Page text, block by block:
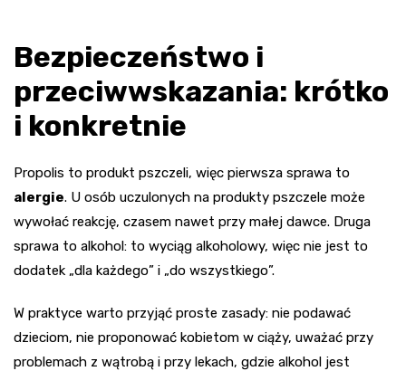
Bezpieczeństwo i
przeciwwskazania: krótko
i konkretnie
Propolis to produkt pszczeli, więc pierwsza sprawa to
alergie. U osób uczulonych na produkty pszczele może
wywołać reakcję, czasem nawet przy małej dawce. Druga
sprawa to alkohol: to wyciąg alkoholowy, więc nie jest to
dodatek „dla każdego” i „do wszystkiego”.
W praktyce warto przyjąć proste zasady: nie podawać
dzieciom, nie proponować kobietom w ciąży, uważać przy
problemach z wątrobą i przy lekach, gdzie alkohol jest